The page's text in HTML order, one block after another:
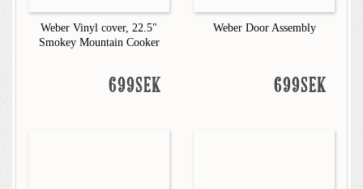
Weber Vinyl cover, 22.5"
Smokey Mountain Cooker
699SEK
Weber Door Assembly
699SEK